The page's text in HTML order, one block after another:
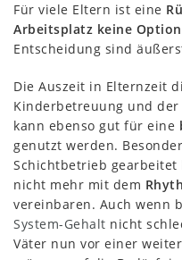
Für viele Eltern ist eine
Arbeitsplatz keine Option
Entscheidung sind
Die Auszeit in Elternzeit
Kinderbetreuung und
kann ebenso gut für eine
genutzt werden.
Schichtbetrieb
nicht mehr mit dem
vereinbaren. Auch wenn
System-Gehalt nicht
Väter nun vor einer